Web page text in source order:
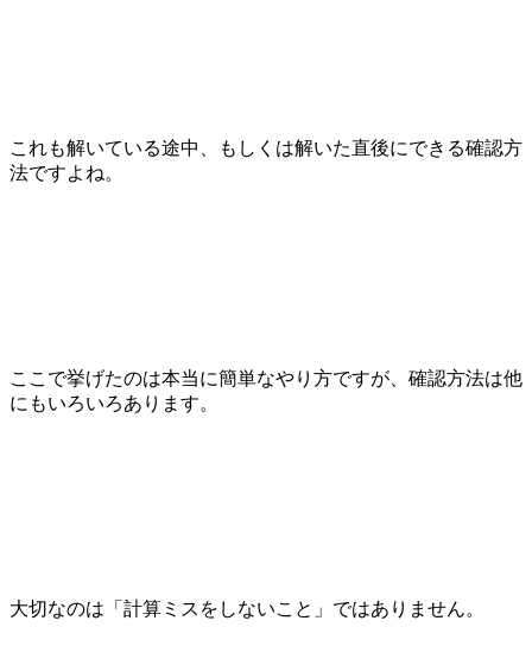
これも解いている途中、もしくは解いた直後にできる確認方
法ですよね。
ここで挙げたのは本当に簡単なやり方ですが、確認方法は他
にもいろいろあります。
大切なのは「計算ミスをしないこと」ではありません。